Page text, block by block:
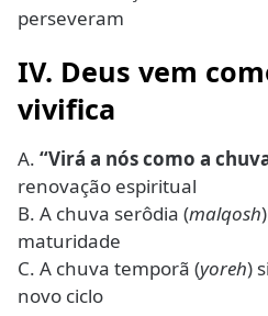
perseveram
IV. Deus vem
vivifica
A. “Virá a nós como a
renovação espiritual
B. A chuva serôdia (malqosh
maturidade
C. A chuva temporã (yoreh)
novo ciclo